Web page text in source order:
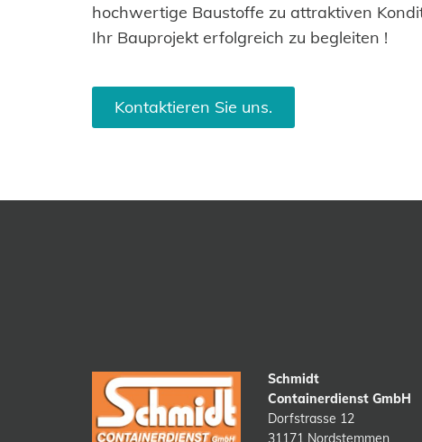
hochwertige Baustoffe zu attraktiven
Ihr Bauprojekt erfolgreich zu begleiten !
Kontaktieren Sie uns.
Schmidt
Containerdienst GmbH
Dorfstrasse 12
31171 Nordstemmen